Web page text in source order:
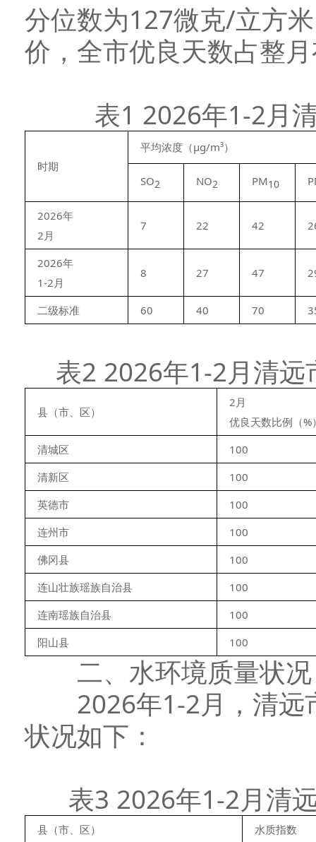
分位数为127微克/立方
价，全市优良天数占整
表1 2026年1-2月
时期
平均浓度（μg/m³）
SO2 NO2 PM10
2026年
2月
7 22 42
2026年
1-2月
8 27 47
二级标准 60 40 70
表2 2026年1-2月清
县（市、区）
2月
优良天数比例（%
清城区
100
清新区
100
英德市
100
连州市
100
佛冈县
100
连山壮族瑶族自治县
100
连南瑶族自治县
100
阳山县
100
二、水环境质量状况
2026年1-2月，清远
状况如下：
表3 2026年1-2月清
县（市、区）
水质指数